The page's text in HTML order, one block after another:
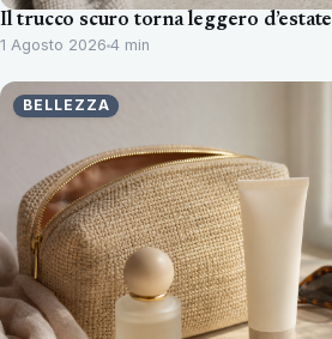
Il trucco scuro torna leggero d’estate
1 Agosto 2026 4 min
BELLEZZA